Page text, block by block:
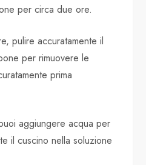
per circa due ore.
pulire accuratamente il
per rimuovere le
prima
aggiungere acqua per
il cuscino nella soluzione